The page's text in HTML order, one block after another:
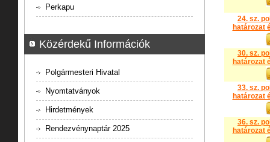
24. sz.
határozat
30. sz.
határozat
33. sz.
határozat
36. sz.
határozat
Perkapu
Közérdekű Információk
Polgármesteri Hivatal
Nyomtatványok
Hirdetmények
Rendezvénynaptár 2025